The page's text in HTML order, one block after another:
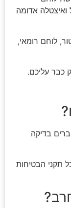
אדומה
לוחם רומאי,
כבר עליכם.
שלנו לילדים מתחת לגיל 14 עוברים בדיקה
תקני הבטיחות